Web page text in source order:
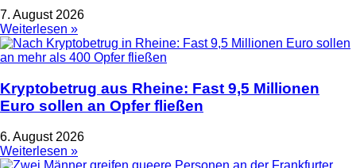
7. August 2026
Weiterlesen »
Kryptobetrug aus Rheine: Fast 9,5 Millionen
Euro sollen an Opfer fließen
6. August 2026
Weiterlesen »